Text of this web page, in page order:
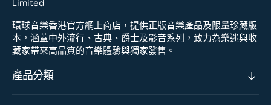
環球音樂香港官方網上商店，提供正版音樂產品及限量珍藏版
本，涵蓋中外流行、古典、爵士及影音系列，致力為樂迷與收
藏家帶來高品質的音樂體驗與獨家發售。
產品分類